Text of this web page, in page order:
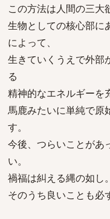
この方法は人間の三大
生物としての核心部に
によって、
生きていくうえで外部
る
精神的なエネルギーを
馬鹿みたいに単純で原
す。
今後、つらいことがあ
い。
禍福は糾える縄の如し。
そのうち良いことも必